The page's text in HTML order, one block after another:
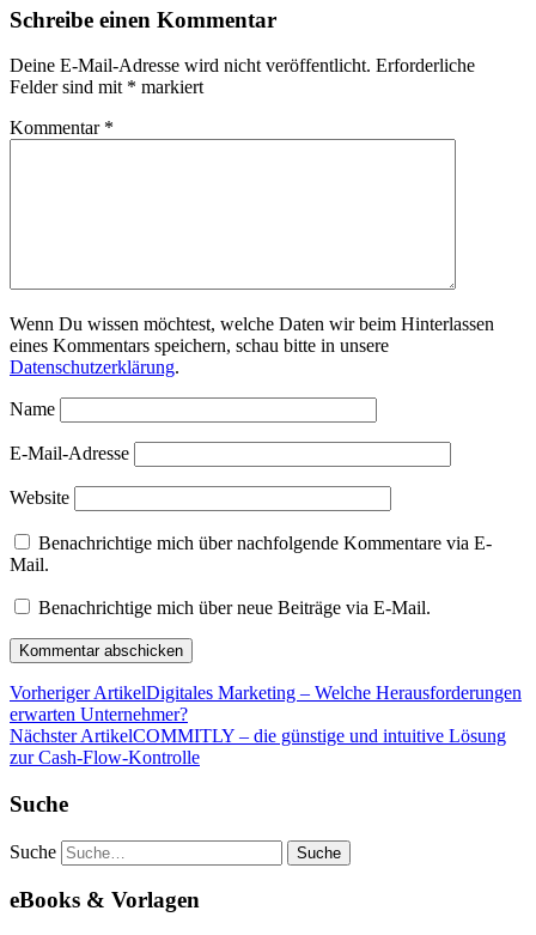
Schreibe einen Kommentar
Deine E-Mail-Adresse wird nicht veröffentlicht. Erforderliche
Felder sind mit * markiert
Kommentar *
Wenn Du wissen möchtest, welche Daten wir beim Hinterlassen
eines Kommentars speichern, schau bitte in unsere
Datenschutzerklärung.
Name
E-Mail-Adresse
Website
Benachrichtige mich über nachfolgende Kommentare via E-
Mail.
Benachrichtige mich über neue Beiträge via E-Mail.
Vorheriger ArtikelDigitales Marketing – Welche Herausforderungen
erwarten Unternehmer?
Nächster ArtikelCOMMITLY – die günstige und intuitive Lösung
zur Cash-Flow-Kontrolle
Suche
Suche
eBooks & Vorlagen